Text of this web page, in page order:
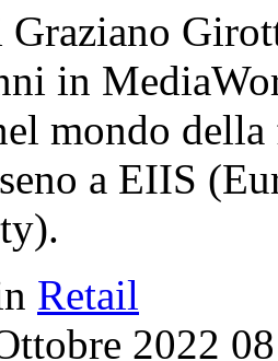
in
mondo
a EIIS
Retail
2022